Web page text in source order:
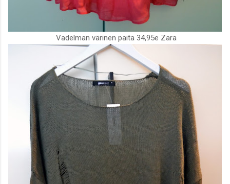
Vadelman värinen paita 34,95e Zara